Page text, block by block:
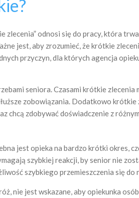
zlecenia” odnosi się do pracy, która
jest, aby zrozumieć, że krótkie
przyczyn, dla których agencja
seniora. Czasami krótkie
zobowiązania. Dodatkowo
chcą zdobywać doświadczenie z
jest opieka na bardzo krótki okres,
szybkiej reakcji, by senior nie
szybkiego przemieszczenia się do
nie jest wskazane, aby opiekunka